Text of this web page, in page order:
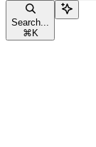
Search...
⌘ K